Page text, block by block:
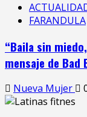
FARANDULA
“Baila sin
mensaje de
Nueva Mujer